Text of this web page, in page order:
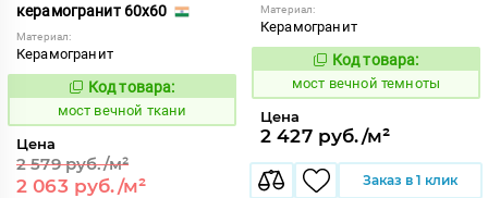
керамогранит 60x60
Материал:
Керамогранит
1017355
Код товара:
мост вечной ткани
Цена
2 579 руб./м²
2 063 руб./м²
Материал:
Керамогранит
1017352
Код товара:
мост вечной темноты
Цена
2 427 руб./м²
Заказ в 1 клик